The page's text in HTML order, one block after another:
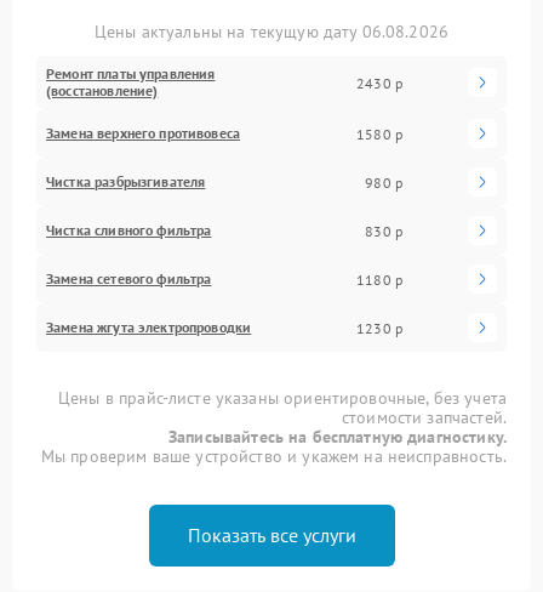
Цены актуальны на текущую дату 06.08.2026
Ремонт платы управления
(восстановление)
2430 р
Замена верхнего противовеса 1580 р
Чистка разбрызгивателя 980 р
Чистка сливного фильтра 830 р
Замена сетевого фильтра 1180 р
Замена жгута электропроводки 1230 р
Цены в прайс-листе указаны ориентировочные, без учета
стоимости запчастей.
Записывайтесь на бесплатную диагностику.
Мы проверим ваше устройство и укажем на неисправность.
Показать все услуги